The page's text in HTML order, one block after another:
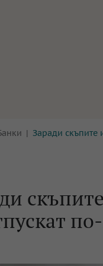
Заради скъпите